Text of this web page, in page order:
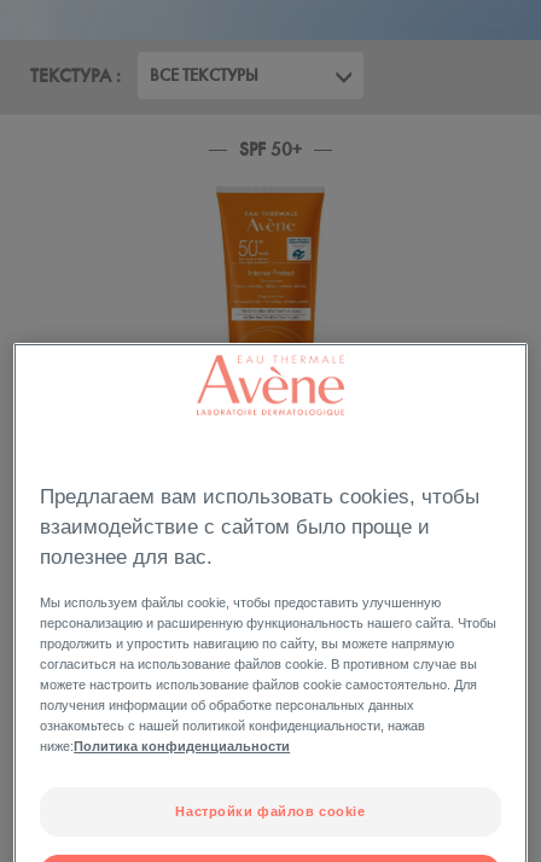
ТЕКСТУРА : ВСЕ ТЕКСТУРЫ
SPF 50+
Предлагаем вам использовать cookies, чтобы
взаимодействие с сайтом было проще и
полезнее для вас.
Мы используем файлы cookie, чтобы предоставить улучшенную
персонализацию и расширенную функциональность нашего сайта. Чтобы
продолжить и упростить навигацию по сайту, вы можете напрямую
согласиться на использование файлов cookie. В противном случае вы
можете настроить использование файлов cookie самостоятельно. Для
получения информации об обработке персональных данных
ознакомьтесь с нашей политикой конфиденциальности, нажав
ниже:Политика конфиденциальности
Настройки файлов cookie